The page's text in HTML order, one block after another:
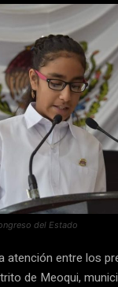
del Estado
atención entre los
de Meoqui,